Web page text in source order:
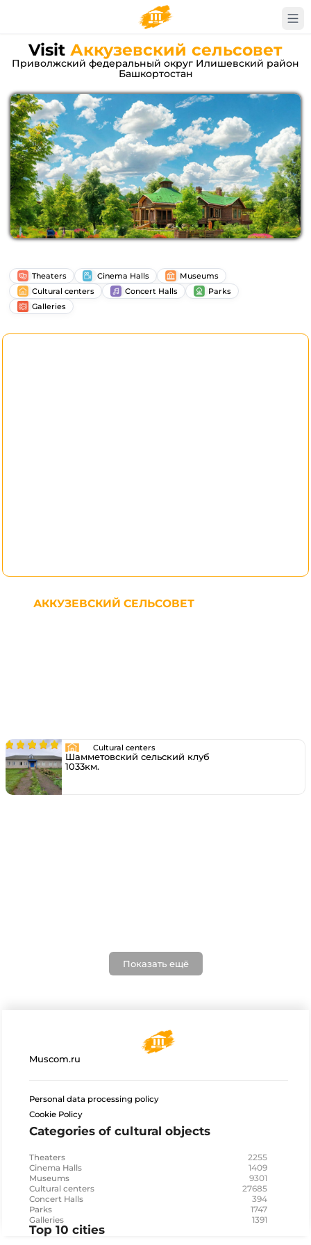
Visit Аккузевский сельсовет
Приволжский федеральный округ Илишевский район
Башкортостан
Theaters Cinema Halls
Museums
Cultural centers
Concert Halls
Parks
Galleries
АККУЗЕВСКИЙ СЕЛЬСОВЕТ
Cultural centers
Шамметовский сельский клуб
1033км.
Показать ещё
Muscom.ru
Personal data processing policy
Cookie Policy
Categories of cultural objects
Theaters 2255
Cinema Halls 1409
Museums 9301
Cultural centers 27685
Concert Halls 394
Parks 1747
Galleries 1391
Top 10 cities